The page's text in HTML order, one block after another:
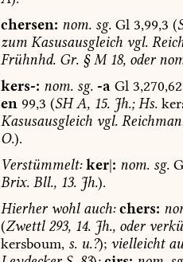
chersen: nom.sg.Gl3,99,3 (
zum Kasusausgleichvgl.
Frühnhd.Gr.§M18, oder
kers-: nom.sg. -aGl3,270,62
en99,3 (SHA,15.Jh.;Hs.
Kasusausgleichvgl.
O.).
Verstümmelt: ker|: nom.sg.
Brix.Bll., 13.Jh.).
Hierherwohlauch: chers:
(Zwettl 293,14.Jh.,oder
kersboum, s.u.?); vielleicht